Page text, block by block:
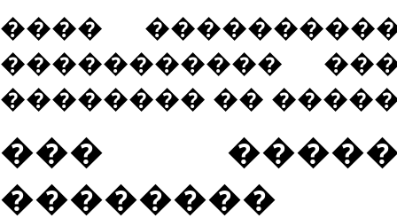
����
�����������
�������� ��
���